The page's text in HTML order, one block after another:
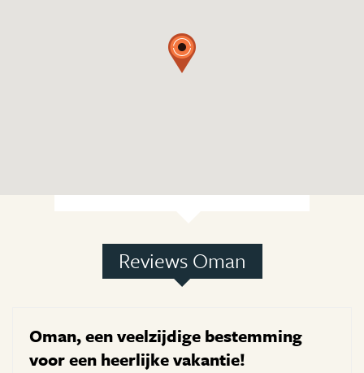
Reviews Oman
Oman, een veelzijdige bestemming
voor een heerlijke vakantie!